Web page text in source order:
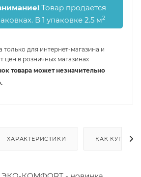
Товар продается
В 1 упаковке 2.5 м2
только для интернет-магазина и
цен в розничных магазинах
товара может незначительно
ХАРАКТЕРИСТИКИ КАК КУПИТЬ